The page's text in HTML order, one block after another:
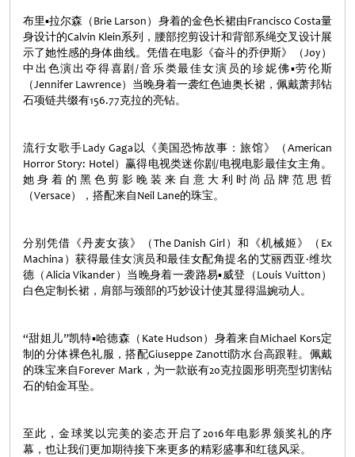
布里▪拉尔森（Brie Larson）身着的金色长裙由Francisco Costa量
身设计的Calvin Klein系列，腰部挖剪设计和背部系绳交叉设计展
示了她性感的身体曲线。凭借在电影《奋斗的乔伊斯》（Joy）
中出色演出夺得喜剧/音乐类最佳女演员的珍妮佛▪劳伦斯
（Jennifer Lawrence）当晚身着一袭红色迪奥长裙，佩戴萧邦钻
石项链共缀有156.77克拉的亮钻。
流行女歌手Lady Gaga以《美国恐怖故事：旅馆》（American
Horror Story: Hotel）赢得电视类迷你剧/电视电影最佳女主角。
她身着的黑色剪影晚装来自意大利时尚品牌范思哲
（Versace），搭配来自Neil Lane的珠宝。
分别凭借《丹麦女孩》（The Danish Girl）和《机械姬》（Ex
Machina）获得最佳女演员和最佳女配角提名的艾丽西亚·维坎
德（Alicia Vikander）当晚身着一袭路易▪威登（Louis Vuitton）
白色定制长裙，肩部与颈部的巧妙设计使其显得温婉动人。
“甜姐儿”凯特▪哈德森（Kate Hudson）身着来自Michael Kors定
制的分体裸色礼服，搭配Giuseppe Zanotti防水台高跟鞋。佩戴
的珠宝来自Forever Mark，为一款嵌有20克拉圆形明亮型切割钻
石的铂金耳坠。
至此，金球奖以完美的姿态开启了2016年电影界颁奖礼的序
幕，也让我们更加期待接下来更多的精彩盛事和红毯风采。